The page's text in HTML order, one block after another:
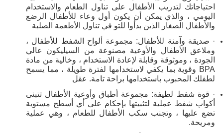
احتياجاتك لتدريب الأطفال على تناول الطعام والاستخدام
اليومي ، والذي يمكن أن يكون أول وعاء للأطفال الرضع
والأطفال الصغار الذين بدأوا للتو في تناول الأطعمة الصلبة
· صديقة وآمنة للأطفال: مجموعة ألواح الشفط للأطفال ،
وملاعق الأطفال والأوعية مصنوعة من السيليكون عالي
الجودة ، وموثوقة وقابلة لإعادة الاستخدام ، وخالية من مادة
BPA وقوية بما يكفي لاستخدامها لفترة طويلة ، مما يسمح
لطفلك المحبوب باستخدامها براحة تامة. عقل
· قوة شفط لطيفة: مجموعة أطباق وأوعية الأطفال تتبنى
أكواب شفط عملية لتثبيتها بإحكام على أي أسطح مستوية
تضع عليها ، وتجنب سكب الأطفال للطعام ، وهي عملية
ومريحة.